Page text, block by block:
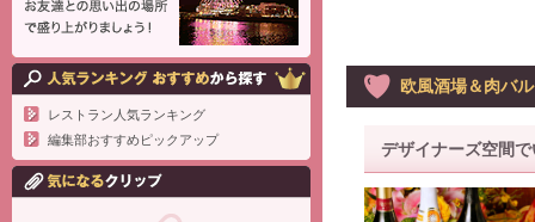
欧風酒場＆肉バ
デザイナーズ空間
レストラン人気ランキング
編集部おすすめピックアップ